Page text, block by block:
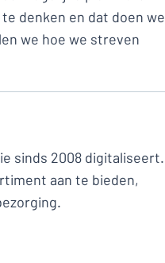
denken en dat doen we
we hoe we streven
sinds 2008 digitaliseert.
aan te bieden,